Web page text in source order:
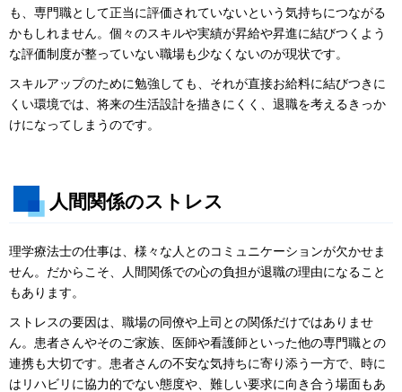
も、専門職として正当に評価されていないという気持ちにつながる
かもしれません。個々のスキルや実績が昇給や昇進に結びつくよう
な評価制度が整っていない職場も少なくないのが現状です。
スキルアップのために勉強しても、それが直接お給料に結びつきに
くい環境では、将来の生活設計を描きにくく、退職を考えるきっか
けになってしまうのです。
人間関係のストレス
理学療法士の仕事は、様々な人とのコミュニケーションが欠かせま
せん。だからこそ、人間関係での心の負担が退職の理由になること
もあります。
ストレスの要因は、職場の同僚や上司との関係だけではありませ
ん。患者さんやそのご家族、医師や看護師といった他の専門職との
連携も大切です。患者さんの不安な気持ちに寄り添う一方で、時に
はリハビリに協力的でない態度や、難しい要求に向き合う場面もあ